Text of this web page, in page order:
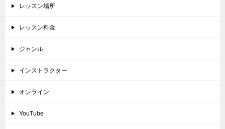
レッスン場所
レッスン料金
ジャンル
インストラクター
オンライン
YouTube